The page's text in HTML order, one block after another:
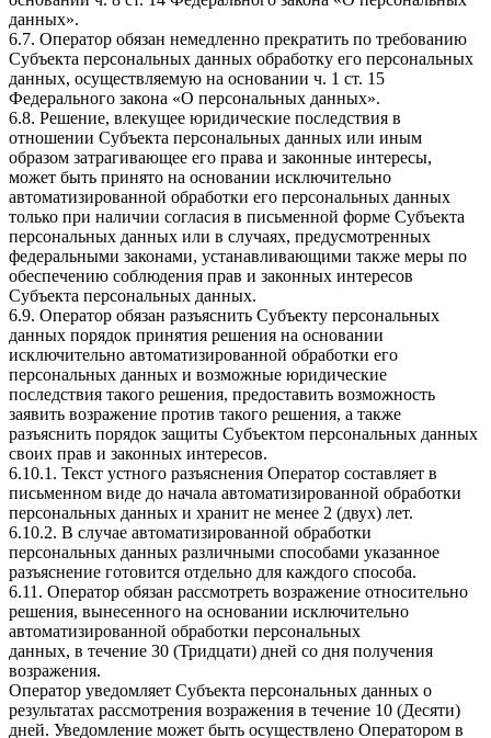
данных».
6.7. Оператор обязан немедленно прекратить по требованию
Субъекта персональных данных обработку его персональных
данных, осуществляемую на основании ч. 1 ст. 15
Федерального закона «О персональных данных».
6.8. Решение, влекущее юридические последствия в
отношении Субъекта персональных данных или иным
образом затрагивающее его права и законные интересы,
может быть принято на основании исключительно
автоматизированной обработки его персональных данных
только при наличии согласия в письменной форме Субъекта
персональных данных или в случаях, предусмотренных
федеральными законами, устанавливающими также меры по
обеспечению соблюдения прав и законных интересов
Субъекта персональных данных.
6.9. Оператор обязан разъяснить Субъекту персональных
данных порядок принятия решения на основании
исключительно автоматизированной обработки его
персональных данных и возможные юридические
последствия такого решения, предоставить возможность
заявить возражение против такого решения, а также
разъяснить порядок защиты Субъектом персональных данных
своих прав и законных интересов.
6.10.1. Текст устного разъяснения Оператор составляет в
письменном виде до начала автоматизированной обработки
персональных данных и хранит не менее 2 (двух) лет.
6.10.2. В случае автоматизированной обработки
персональных данных различными способами указанное
разъяснение готовится отдельно для каждого способа.
6.11. Оператор обязан рассмотреть возражение относительно
решения, вынесенного на основании исключительно
автоматизированной обработки персональных
данных, в течение 30 (Тридцати) дней со дня получения
возражения.
Оператор уведомляет Субъекта персональных данных о
результатах рассмотрения возражения в течение 10 (Десяти)
дней. Уведомление может быть осуществлено Оператором в